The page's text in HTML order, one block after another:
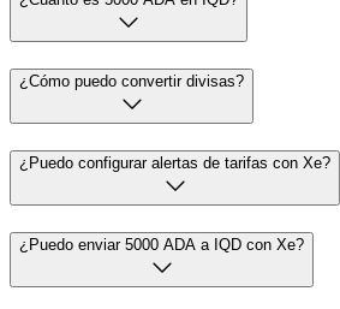
¿Cómo puedo convertir divisas?
¿Puedo configurar alertas de tarifas con Xe?
¿Puedo enviar 5000 ADA a IQD con Xe?